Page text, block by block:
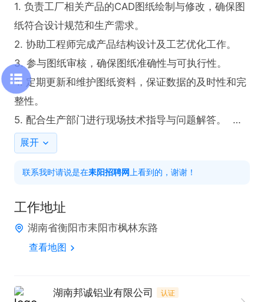
1. 负责工厂相关产品的CAD图纸绘制与修改，确保图
纸符合设计规范和生产需求。
2. 协助工程师完成产品结构设计及工艺优化工作。
3. 参与图纸审核，确保图纸准确性与可执行性。
4. 定期更新和维护图纸资料，保证数据的及时性和完
整性。
5. 配合生产部门进行现场技术指导与问题解答。
6. 完成上级交办的其他与CAD制图相关的任务。
任职要求
图工具。
2. 有相关工作经验者优先，能独立完成图纸绘制工
作。
考虑。
展开
联系我时请说是在耒阳招聘网 上看到的，谢谢！
工作地址
湖南省衡阳市耒阳市枫林东路
查看地图
湖南邦诚铝业有限公司 认证